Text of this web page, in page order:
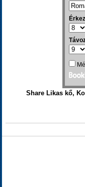
Share Likas kő,